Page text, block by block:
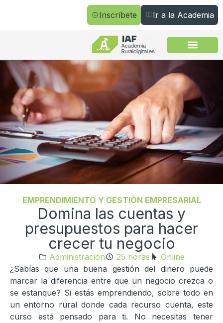
Inscríbete Ir a la Academia
EMPRENDIMIENTO Y GESTIÓN EMPRESARIAL
Domina las cuentas y
presupuestos para hacer
crecer tu negocio
Administración 25 horas
Online
¿Sabías que una buena gestión del dinero puede
marcar la diferencia entre que un negocio crezca o
se estanque? Si estás emprendiendo, sobre todo en
un entorno rural donde cada recurso cuenta, este
curso está pensado para ti. No necesitas tener